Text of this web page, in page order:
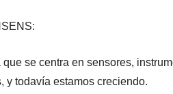
se centra en sensores,
y todavía estamos creciendo.